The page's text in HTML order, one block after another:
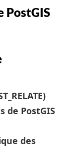
PostGIS
de PostGIS
des